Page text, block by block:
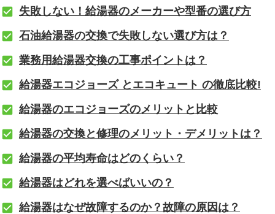
失敗しない！給湯器のメーカーや型番の選び方
石油給湯器の交換で失敗しない選び方は？
業務用給湯器交換の工事ポイントは？
給湯器エコジョーズ とエコキュート の徹底比較!
給湯器のエコジョーズのメリットと比較
給湯器の交換と修理のメリット・デメリットは？
給湯器の平均寿命はどのくらい？
給湯器はどれを選べばいいの？
給湯器はなぜ故障するのか？故障の原因は？